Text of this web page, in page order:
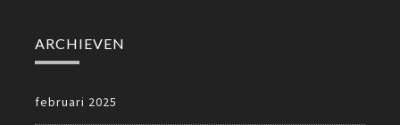
ARCHIEVEN
februari 2025